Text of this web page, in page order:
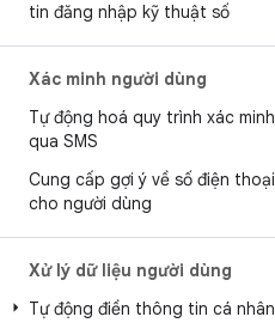
tin đăng nhập kỹ thuật số
Xác minh người dùng
Tự động hoá quy trình xác minh
qua SMS
Cung cấp gợi ý về số điện thoại
cho người dùng
Xử lý dữ liệu người dùng
Tự động điền thông tin cá nhân